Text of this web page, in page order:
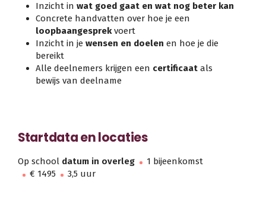
Inzicht in wat goed gaat en wat nog beter kan
Concrete handvatten over hoe je een
loopbaangesprekvoert
Inzicht in je wensen en doelen en hoe je die
bereikt
Alle deelnemers krijgen een certificaat als
bewijs van deelname
Startdata en locaties
Op school datum in overleg
1 bijeenkomst
€ 1495
3,5 uur